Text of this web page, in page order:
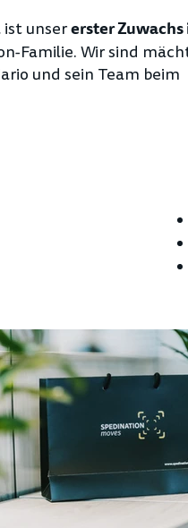
unsererster Zuwachs
Familie. Wir sind
und sein Team beim